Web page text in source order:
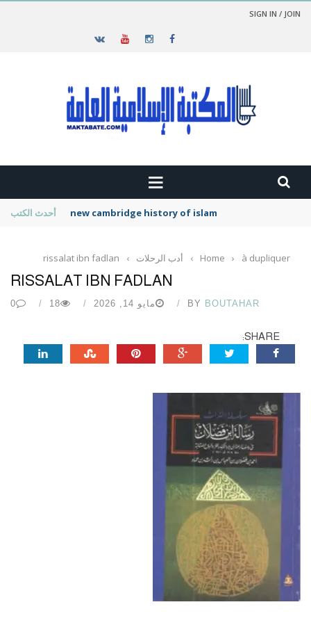
SIGN IN / JOIN
أحدث الكتب new cambridge history of islam
Home › à dupliquer
› أدب الرحلات ›
rissalat ibn fadlan
RISSALAT IBN FADLAN
BY BOUTAHAR مايو 14, 2026 18
0
SHARE: